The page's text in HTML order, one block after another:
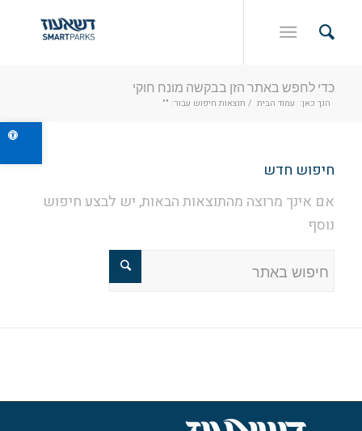
כדי לחפש באתר הזן בבקשה מונח חוקי
הנך כאן: עמוד הבית / תוצאות חיפוש עבור: ""
חיפוש חדש
אם אינך מרוצה מהתוצאות הבאות, יש לבצע חיפוש
נוסף